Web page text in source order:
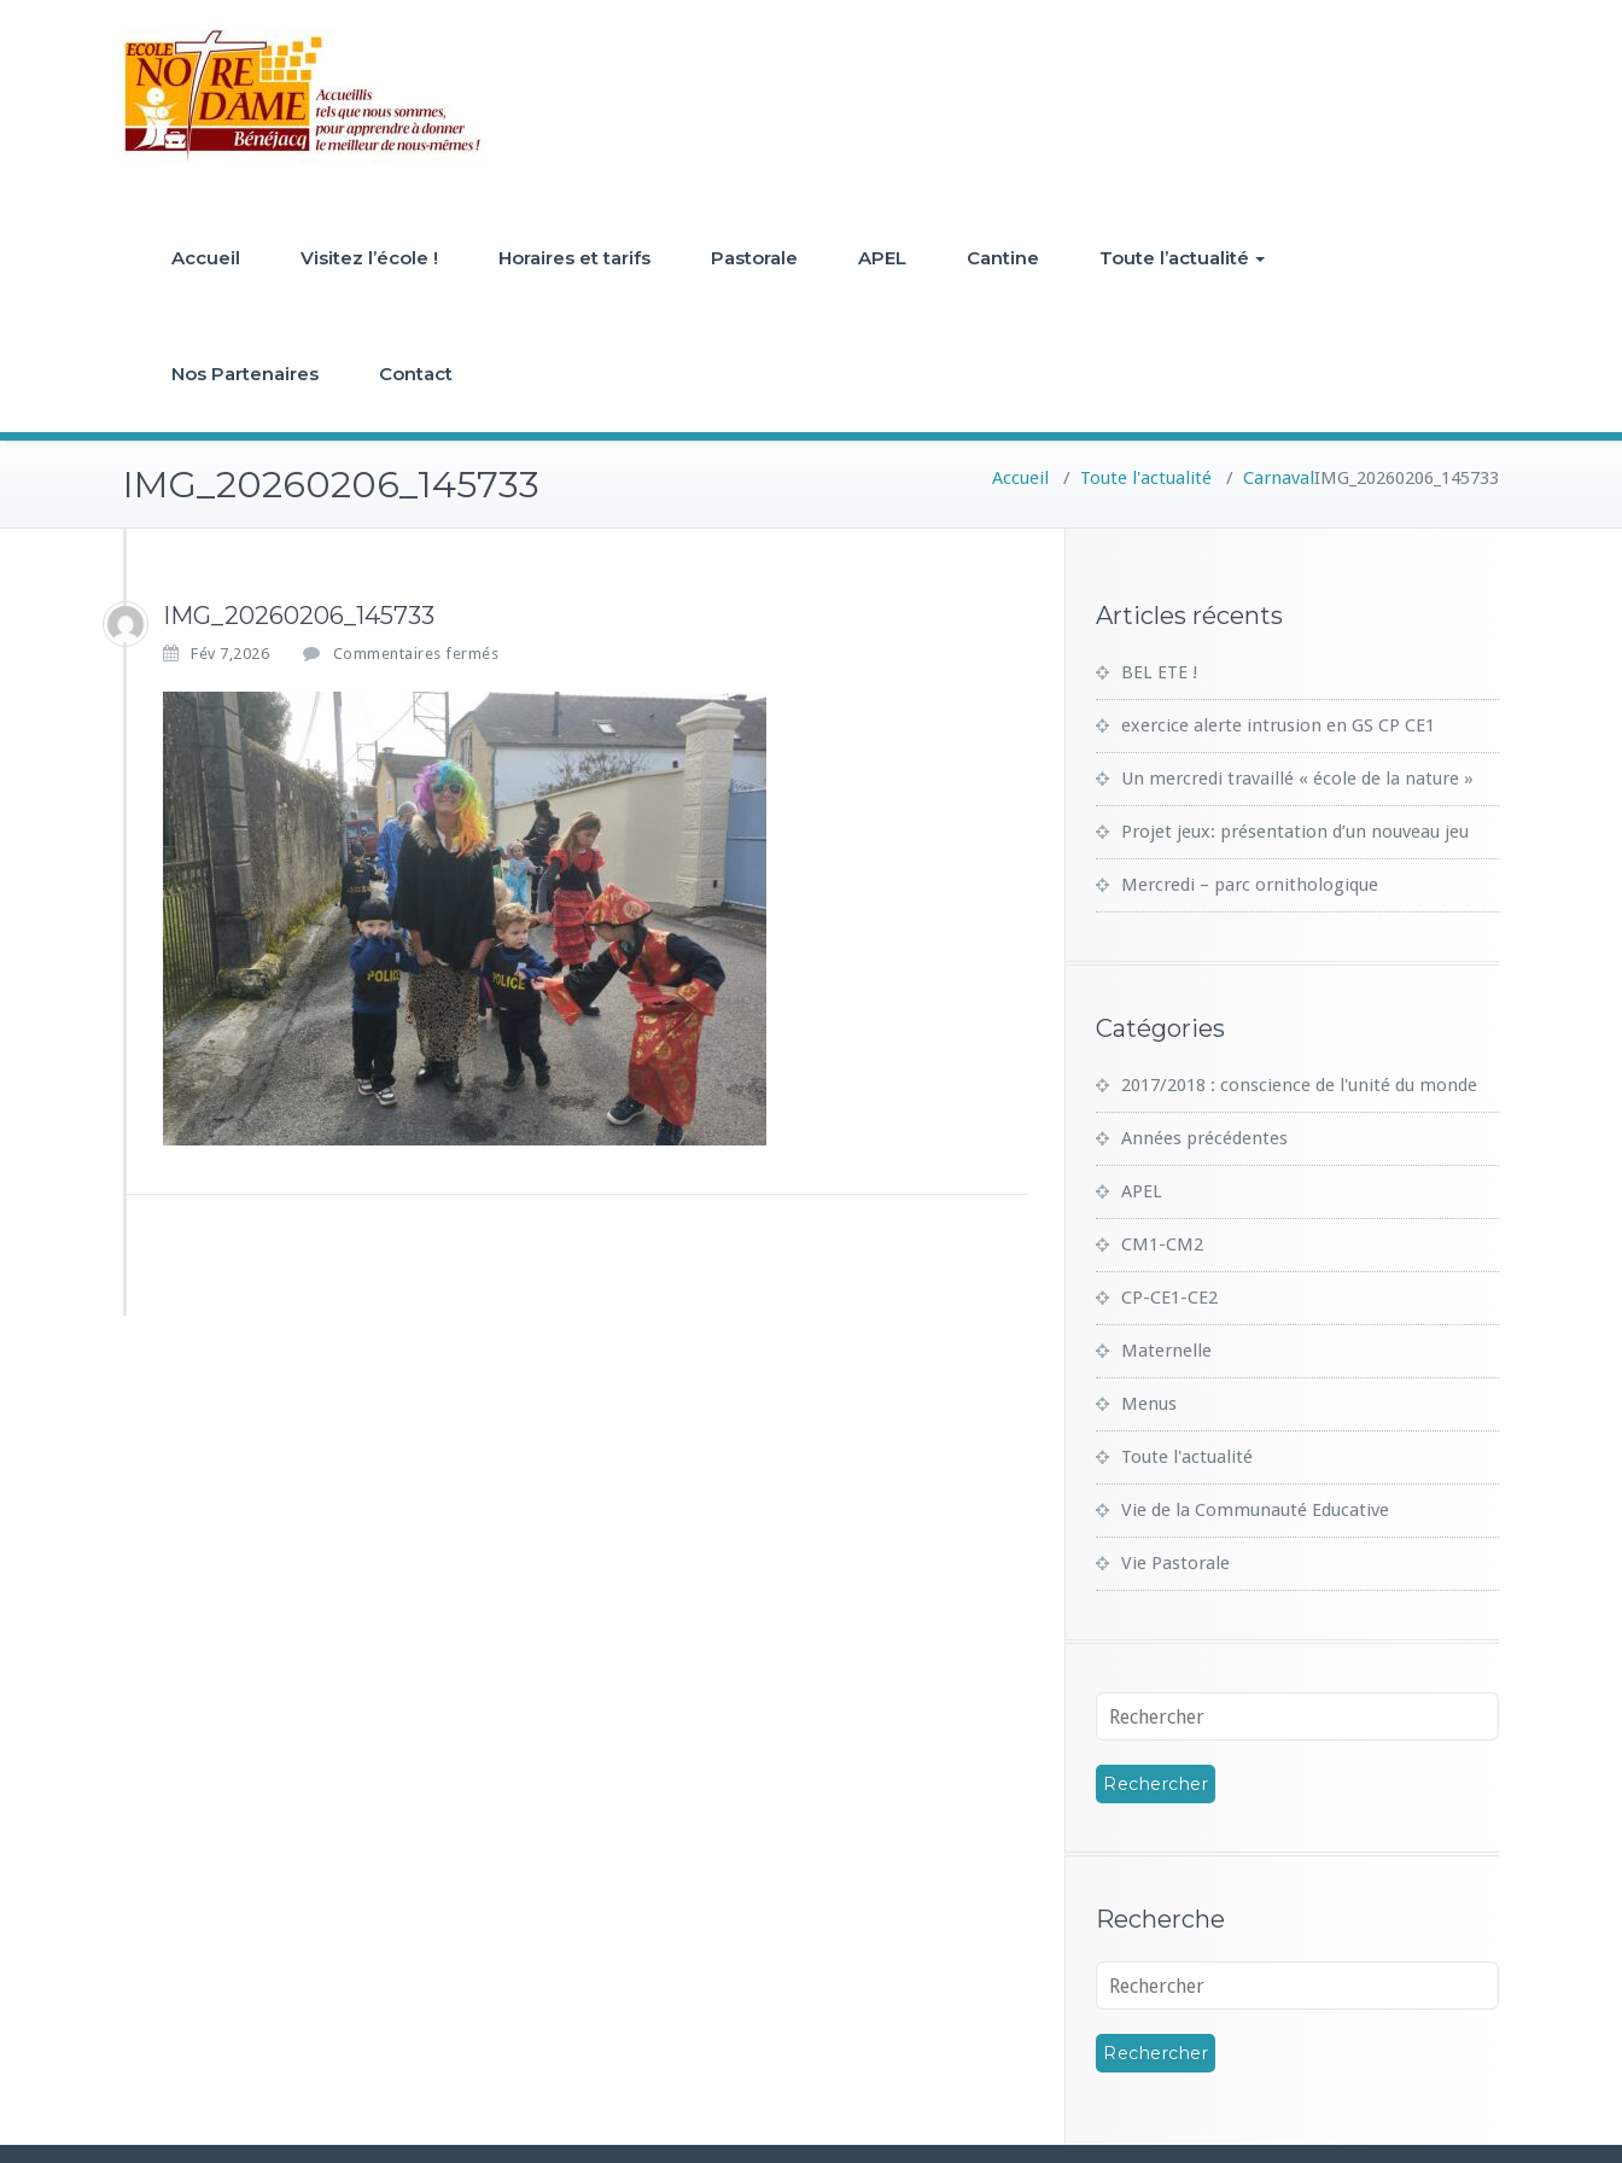
Accueil Visitez l’école ! Horaires et tarifs Pastorale APEL Cantine Toute l’actualité
Nos Partenaires Contact
IMG_20260206_145733 Accueil / Toute l'actualité / CarnavalIMG_20260206_145733
IMG_20260206_145733
Fév 7,2026 Commentaires fermés
r
M
_
0
2
6
0
2
0
6
_
4
5
7
3
Articles récents
BEL ETE !
exercice alerte intrusion en GS CP CE1
Un mercredi travaillé « école de la nature »
Projet jeux: présentation d’un nouveau jeu
Mercredi – parc ornithologique
Catégories
2017/2018 : conscience de l'unité du monde
Années précédentes
APEL
CM1-CM2
CP-CE1-CE2
Maternelle
Menus
Toute l'actualité
Vie de la Communauté Educative
Vie Pastorale
Recherche